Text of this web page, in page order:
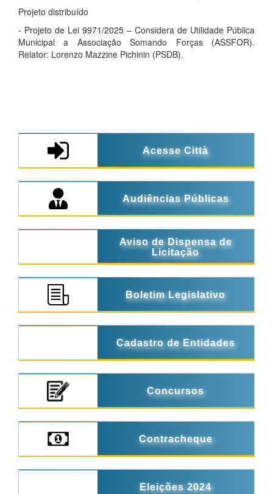
Projeto distribuído
- Projeto de Lei 9971/2025 – Considera de Utilidade Pública
Municipal a Associação Somando Forças (ASSFOR).
Relator: Lorenzo Mazzine Pichinin (PSDB).
Acesse Città
Audiências Públicas
Aviso de Dispensa de
Licitação
Boletim Legislativo
Cadastro de Entidades
Concursos
Contracheque
Eleições 2024